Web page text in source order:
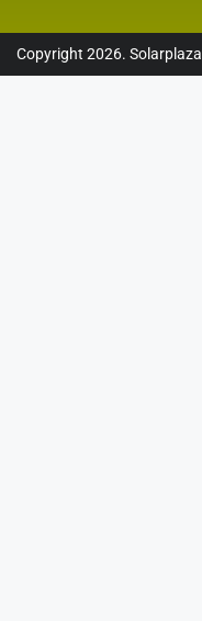
Copyright 2026.